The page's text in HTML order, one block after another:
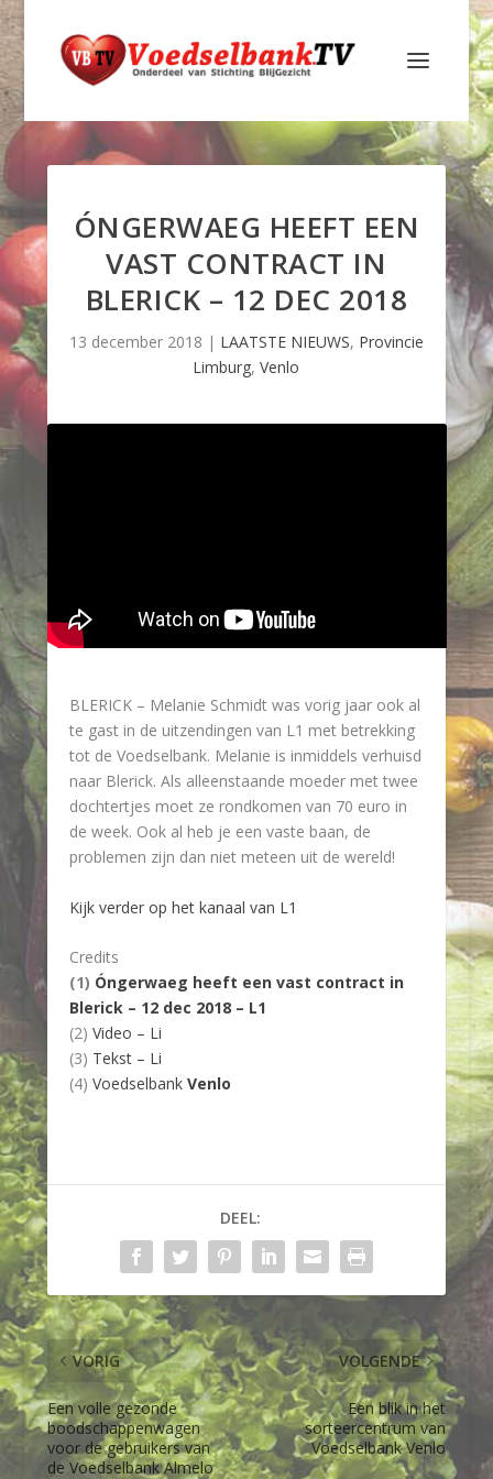
ÓNGERWAEG HEEFT EEN
VAST CONTRACT IN
BLERICK – 12 DEC 2018
13 december 2018 | LAATSTE NIEUWS, Provincie
Limburg,Venlo
BLERICK – Melanie Schmidt was vorig jaar ook al
te gast in de uitzendingen van L1 met betrekking
tot de Voedselbank. Melanie is inmiddels verhuisd
naar Blerick. Als alleenstaande moeder met twee
dochtertjes moet ze rondkomen van 70 euro in
de week. Ook al heb je een vaste baan, de
problemen zijn dan niet meteen uit de wereld!
Kijk verder op het kanaal van L1
Credits
(1) Óngerwaeg heeft een vast contract in
Blerick – 12 dec 2018 – L1
(2) Video – Li
(3) Tekst – Li
(4) Voedselbank Venlo
DEEL:
VORIG
Een volle gezonde
boodschappenwagen
voor de gebruikers van
de Voedselbank Almelo
VOLGENDE
Een blik in het
sorteercentrum van
Voedselbank Venlo